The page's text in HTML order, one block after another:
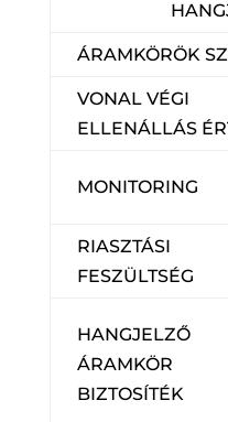
ÁRAMKÖRÖK
VONAL VÉGI
ELLENÁLLÁS
MONITORING
RIASZTÁSI
FESZÜLTSÉG
HANGJELZŐ
ÁRAMKÖR
BIZTOSÍTÉK